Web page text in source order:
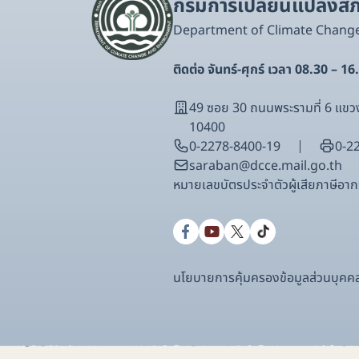
กรมการเปลี่ยนแปลง
Department of Climate
ติดต่อ จันทร์-ศุกร์ เวลา 08.30 –
49 ซอย 30 ถนนพระรามที่ 6 แข
10400
0-2278-8400-19
0-
saraban@dcce.mail.go.th
หมายเลขบัตรประจําตัวผู้เสียภาษีอ
นโยบายการคุ้มครองข้อมูลส่วนบุคค